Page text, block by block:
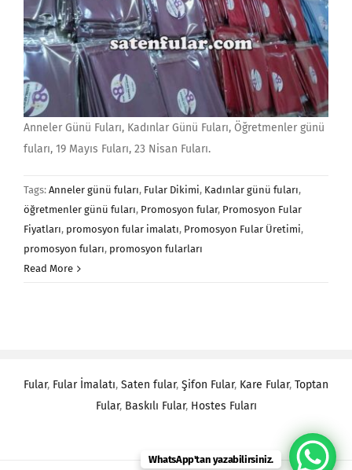
Anneler Günü Fuları, Kadınlar Günü Fuları, Öğretmenler günü
fuları, 19 Mayıs Fuları, 23 Nisan Fuları.
Tags: Anneler günü fuları, Fular Dikimi, Kadınlar günü fuları,
öğretmenler günü fuları, Promosyon fular, Promosyon Fular
Fiyatları, promosyon fular imalatı, Promosyon Fular Üretimi,
promosyon fuları, promosyon fularları
Read More
Fular, Fular İmalatı, Saten fular, Şifon Fular, Kare Fular, Toptan
Fular, Baskılı Fular, Hostes Fuları
WhatsApp'tan yazabilirsiniz.